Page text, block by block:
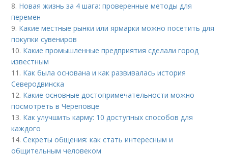
8. Новая жизнь за 4 шага: проверенные методы для
перемен
9. Какие местные рынки или ярмарки можно посетить для
покупки сувениров
10. Какие промышленные предприятия сделали город
известным
11. Как была основана и как развивалась история
Северодвинска
12. Какие основные достопримечательности можно
посмотреть в Череповце
13. Как улучшить карму: 10 доступных способов для
каждого
14.Секреты общения: как стать интересным и
общительным человеком